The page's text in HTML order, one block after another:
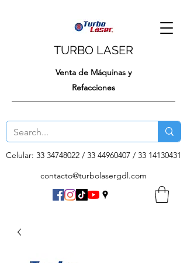
TURBO LASER
Venta de Máquinas y
Refacciones
Celular: 33 34748022 / 33 44960407 / 33 14130431
contacto@turbolasergdl.com